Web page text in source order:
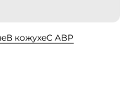
В кожухеС АВР